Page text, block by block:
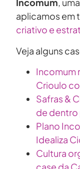
Incomum,
aplicamos em
criativo e
Veja alguns
Incomum
Crioulo
Safras &
de dentro
Plano
Idealiza
Cultura